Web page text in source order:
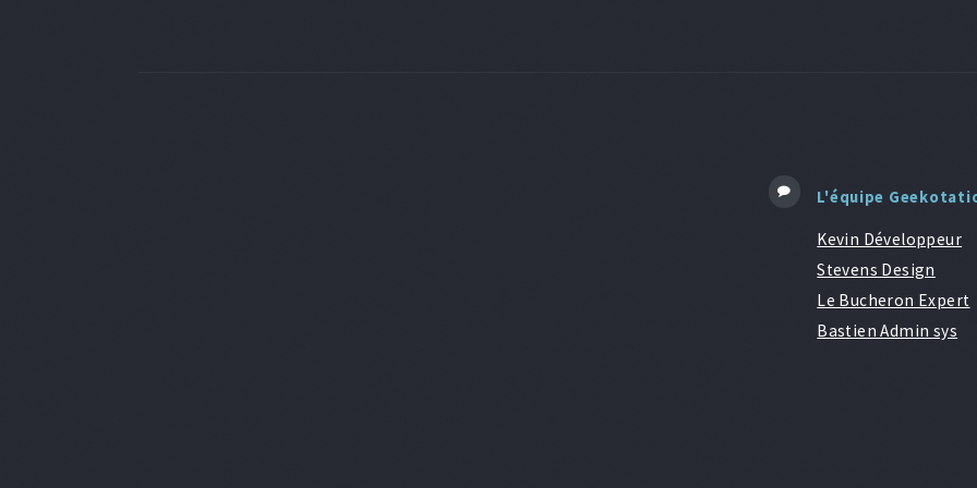
L'équipe
Kevin Développeur
Stevens Design
Le Bucheron Expert
Bastien Admin sys